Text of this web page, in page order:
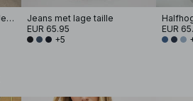
Route Mid Waist Straight Jeans
Jeans met lage taille
EUR 65.95
+5
EUR